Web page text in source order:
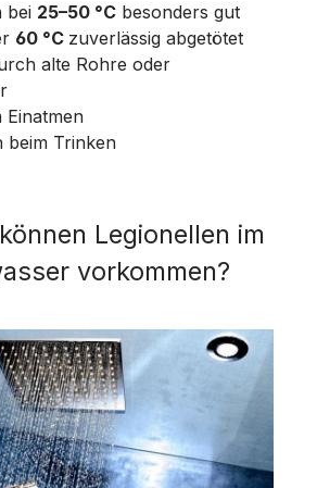
bei 25–50 °C besonders gut
60 °C zuverlässig abgetötet
alte Rohre oder
Einatmen
beim Trinken
Legionellen im
vorkommen?